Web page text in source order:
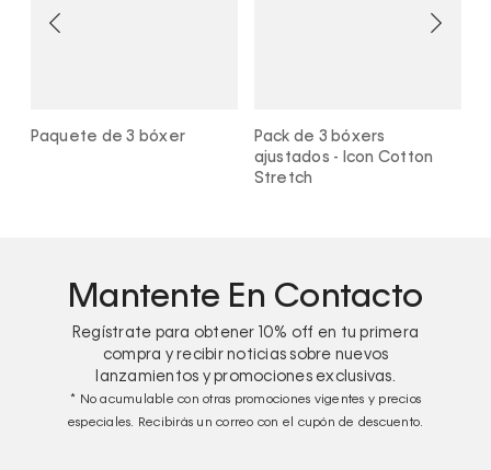
Paquete de 3 bóxer
Pack de 3 bóxers
ajustados - Icon Cotton
Stretch
Mantente En Contacto
Regístrate para obtener 10% off en tu primera
compra y recibir noticias sobre nuevos
lanzamientos y promociones exclusivas.
* No acumulable con otras promociones vigentes y precios
especiales. Recibirás un correo con el cupón de descuento.